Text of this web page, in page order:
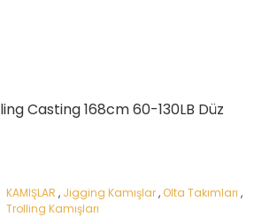
Casting 168cm 60-130LB Düz
KAMIŞLAR , Jigging Kamışlar, Olta Takımları ,
Trolling Kamışları